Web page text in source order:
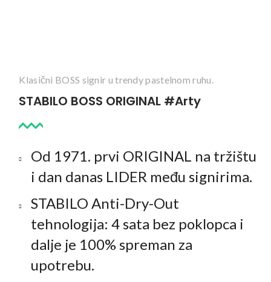
Klasični BOSS signir u trendy pastelnom ruhu.
STABILO BOSS ORIGINAL #Arty
Od 1971. prvi ORIGINAL na tržištu
i dan danas LIDER među signirima.
STABILO Anti-Dry-Out
tehnologija: 4 sata bez poklopca i
dalje je 100% spreman za
upotrebu.